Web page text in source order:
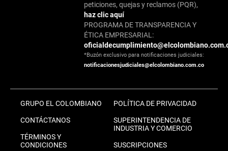
peticiones, quejas y reclamos (PQR),
haz clic aquí
PROGRAMA DE TRANSPARENCIA Y
ÉTICA EMPRESARIAL:
*Buzón exclusivo para notificaciones judiciales:
notificacionesjudiciales@elcolombiano.com.co
GRUPO EL COLOMBIANO
CONTÁCTANOS
TÉRMINOS Y
CONDICIONES
POLÍTICA DE PRIVACIDAD
SUPERINTENDENCIA DE
INDUSTRIA Y COMERCIO
SUSCRIPCIONES